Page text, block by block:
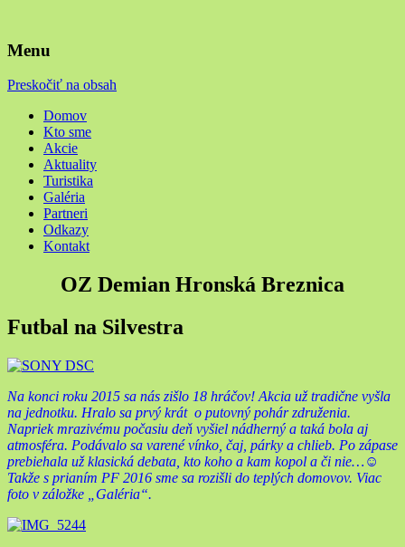
Menu
Preskočiť na obsah
Domov
Kto sme
Akcie
Aktuality
Turistika
Galéria
Partneri
Odkazy
Kontakt
OZ Demian Hronská Breznica
Futbal na Silvestra
Na konci roku 2015 sa nás zišlo 18 hráčov! Akcia už tradične vyšla
na jednotku. Hralo sa prvý krát o putovný pohár združenia.
Napriek mrazivému počasiu deň vyšiel nádherný a taká bola aj
atmosféra. Podávalo sa varené vínko, čaj, párky a chlieb. Po zápase
prebiehala už klasická debata, kto koho a kam kopol a či nie…☺
Takže s prianím PF 2016 sme sa rozišli do teplých domovov. Viac
foto v záložke „Galéria“.